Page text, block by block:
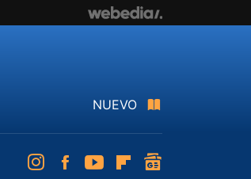
NUEVO
InstagramFacebookYoutubeFlipboard